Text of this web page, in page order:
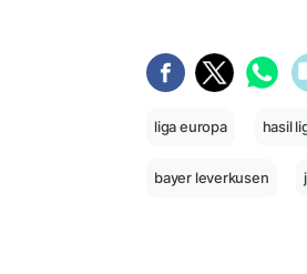
liga europa hasil
bayer leverkusen